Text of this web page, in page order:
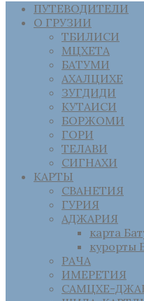
ПУТЕВОДИТЕЛИ
О ГРУЗИИ
ТБИЛИСИ
МЦХЕТА
БАТУМИ
АХАЛЦИХЕ
ЗУГДИДИ
КУТАИСИ
БОРЖОМИ
ГОРИ
ТЕЛАВИ
СИГНАХИ
КАРТЫ
СВАНЕТИЯ
ГУРИЯ
АДЖАРИЯ
карта
курорты
РАЧА
ИМЕРЕТИЯ
САМЦХЕ-